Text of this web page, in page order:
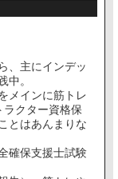
、主にインデッ
中。
メインに筋トレ
ラクター資格保
とはあんまりな
確保支援士試験